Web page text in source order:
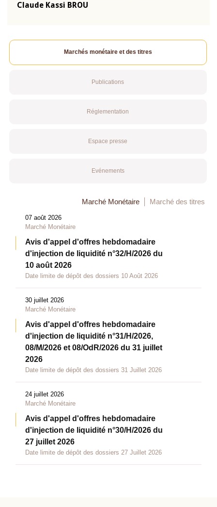
Claude Kassi BROU
Marchés monétaire et des titres
Publications
Réglementation
Espace presse
Evénements
Marché Monétaire Marché des titres
07 août 2026
Marché Monétaire
Avis d'appel d'offres hebdomadaire
d'injection de liquidité n°32/H/2026 du
10 août 2026
Date limite de dépôt des dossiers 10 Août 2026
30 juillet 2026
Marché Monétaire
Avis d'appel d'offres hebdomadaire
d'injection de liquidité n°31/H/2026,
08/M/2026 et 08/OdR/2026 du 31 juillet
2026
Date limite de dépôt des dossiers 31 Juillet 2026
24 juillet 2026
Marché Monétaire
Avis d'appel d'offres hebdomadaire
d'injection de liquidité n°30/H/2026 du
27 juillet 2026
Date limite de dépôt des dossiers 27 Juillet 2026